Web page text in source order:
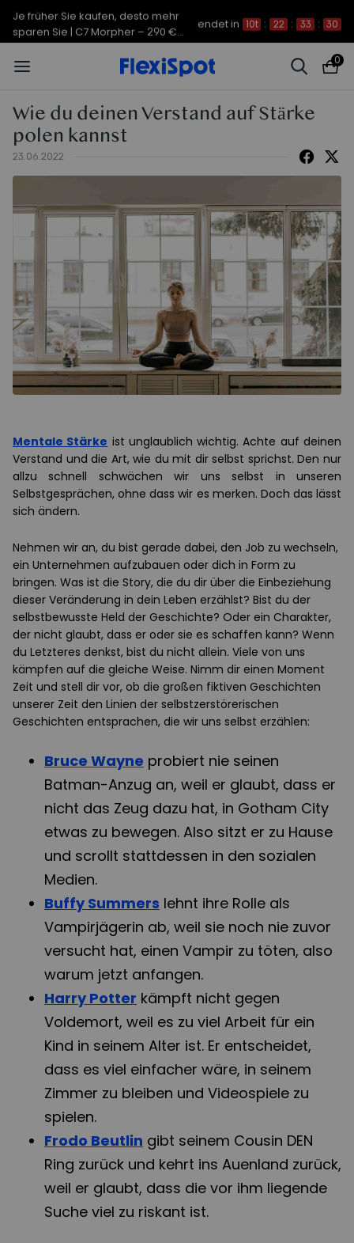
Je früher Sie kaufen, desto mehr
sparen Sie | C7 Morpher – 290 €
Rabatt
endet in 10t : 22 : 33 : 30
0
Wie du deinen Verstand auf Stärke
polen kannst
23.06.2022
Mentale Stärke ist unglaublich wichtig. Achte auf deinen
Verstand und die Art, wie du mit dir selbst sprichst. Den nur
allzu schnell schwächen wir uns selbst in unseren
Selbstgesprächen, ohne dass wir es merken. Doch das lässt
sich ändern.
Nehmen wir an, du bist gerade dabei, den Job zu wechseln,
ein Unternehmen aufzubauen oder dich in Form zu
bringen. Was ist die Story, die du dir über die Einbeziehung
dieser Veränderung in dein Leben erzählst? Bist du der
selbstbewusste Held der Geschichte? Oder ein Charakter,
der nicht glaubt, dass er oder sie es schaffen kann? Wenn
du Letzteres denkst, bist du nicht allein. Viele von uns
kämpfen auf die gleiche Weise. Nimm dir einen Moment
Zeit und stell dir vor, ob die großen fiktiven Geschichten
unserer Zeit den Linien der selbstzerstörerischen
Geschichten entsprachen, die wir uns selbst erzählen:
Bruce Wayne probiert nie seinen
Batman-Anzug an, weil er glaubt, dass er
nicht das Zeug dazu hat, in Gotham City
etwas zu bewegen. Also sitzt er zu Hause
und scrollt stattdessen in den sozialen
Medien.
Buffy Summers lehnt ihre Rolle als
Vampirjägerin ab, weil sie noch nie zuvor
versucht hat, einen Vampir zu töten, also
warum jetzt anfangen.
Harry Potter kämpft nicht gegen
Voldemort, weil es zu viel Arbeit für ein
Kind in seinem Alter ist. Er entscheidet,
dass es viel einfacher wäre, in seinem
Zimmer zu bleiben und Videospiele zu
spielen.
Frodo Beutlin gibt seinem Cousin DEN
Ring zurück und kehrt ins Auenland zurück,
weil er glaubt, dass die vor ihm liegende
Suche viel zu riskant ist.